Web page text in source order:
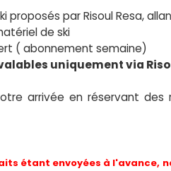
proposés par Risoul Resa,
de ski
( abonnement semaine)
uniquement via
arrivée en réservant des
étant envoyées à l'avance,